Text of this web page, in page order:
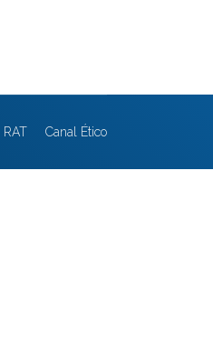
RAT Canal Ético